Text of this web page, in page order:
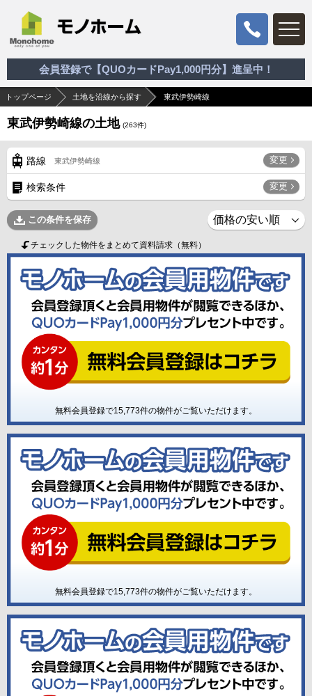
会員登録で【QUOカードPay1,000円分】進呈中！
トップページ 土地を沿線から探す 東武伊勢崎線
東武伊勢崎線の土地 (263件)
路線 東武伊勢崎線 変更
検索条件 変更
この条件を保存
チェックした物件をまとめて資料請求（無料）
無料会員登録で15,773件の物件がご覧いただけます。
無料会員登録で15,773件の物件がご覧いただけます。